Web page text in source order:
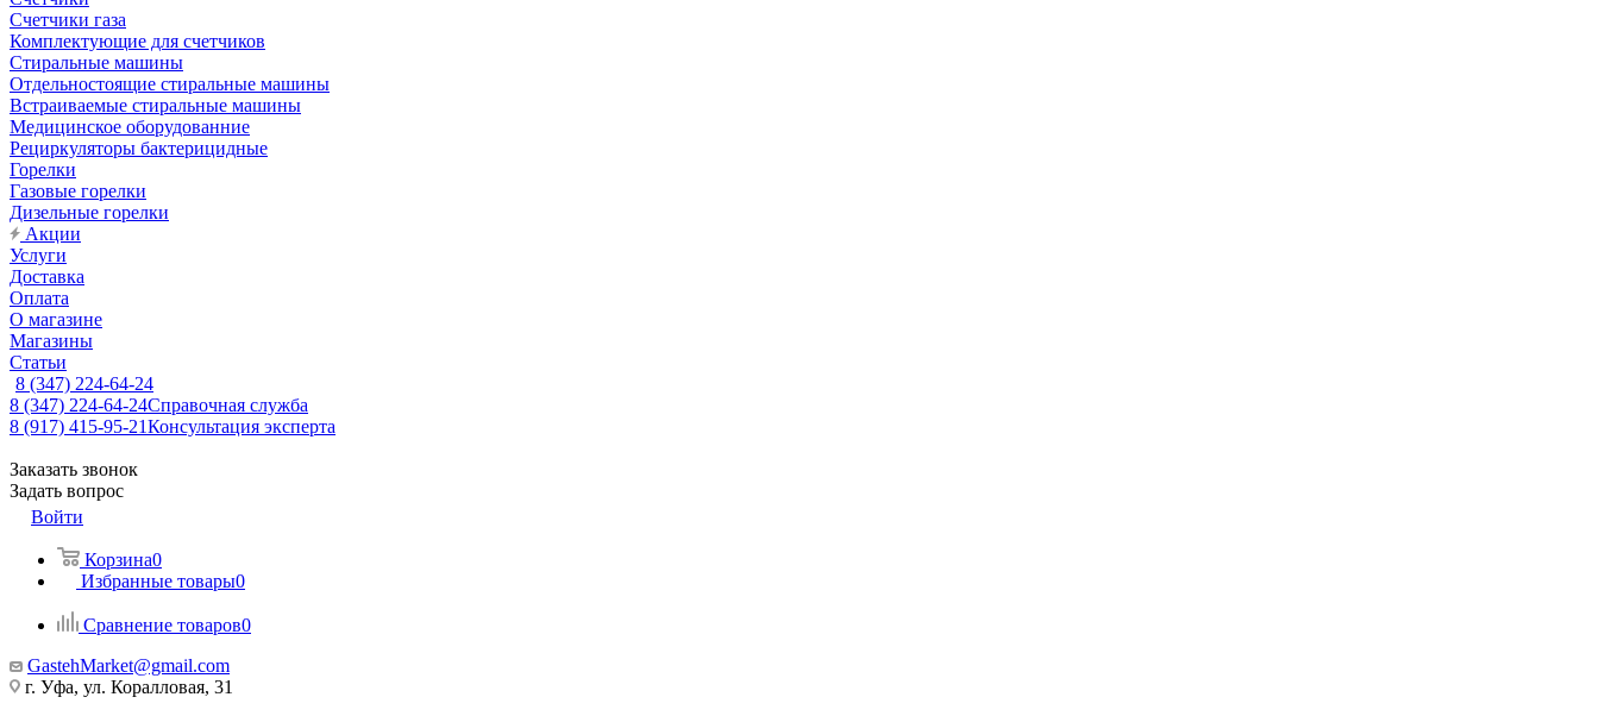
Счетчики газа
Комплектующие для счетчиков
Стиральные машины
Отдельностоящие стиральные машины
Встраиваемые стиральные машины
Медицинское оборудованние
Рециркуляторы бактерицидные
Горелки
Газовые горелки
Дизельные горелки
Акции
Услуги
Доставка
Оплата
О магазине
Магазины
Статьи
8 (347) 224-64-24
8 (347) 224-64-24Справочная служба
8 (917) 415-95-21Консультация эксперта
Заказать звонок
Задать вопрос
Войти
Корзина0
Избранные товары0
Сравнение товаров0
GastehMarket@gmail.com
г. Уфа, ул. Коралловая, 31